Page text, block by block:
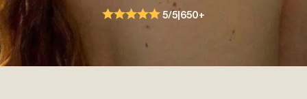
5/5| 650+